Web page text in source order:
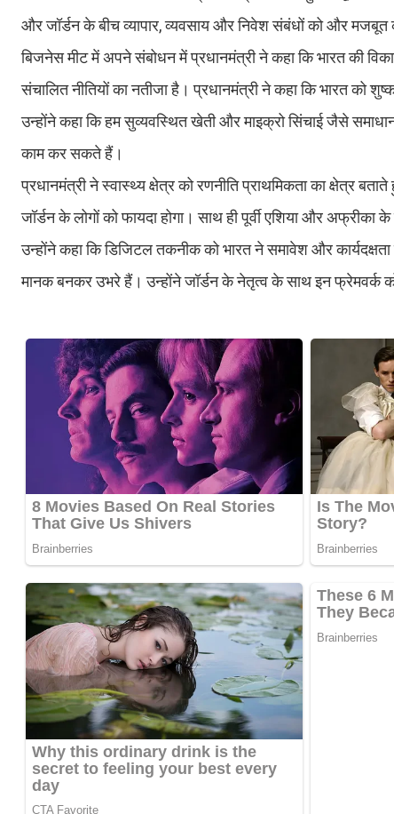
और जॉर्डन के बीच व्यापार, व्यवसाय और निवेश संबंधों को और मजबूत
बिजनेस मीट में अपने संबोधन में प्रधानमंत्री ने कहा कि भारत की
संचालित नीतियों का नतीजा है। प्रधानमंत्री ने कहा कि भारत
उन्होंने कहा कि हम सुव्यवस्थित खेती और माइक्रो सिंचाई जैसे
काम कर सकते हैं।
प्रधानमंत्री ने स्वास्थ्य क्षेत्र को रणनीति प्राथमिकता का क्षेत्र
जॉर्डन के लोगों को फायदा होगा। साथ ही पूर्वी एशिया और
उन्होंने कहा कि डिजिटल तकनीक को भारत ने समावेश और
मानक बनकर उभरे हैं। उन्होंने जॉर्डन के नेतृत्व के साथ इन फ्रेमवर्क